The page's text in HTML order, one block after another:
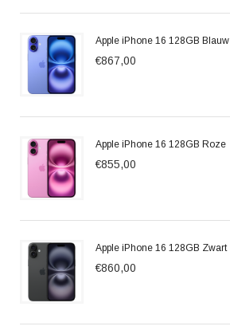
Apple iPhone 16 128GB Blauw
€867,00
Apple iPhone 16 128GB Roze
€855,00
Apple iPhone 16 128GB Zwart
€860,00